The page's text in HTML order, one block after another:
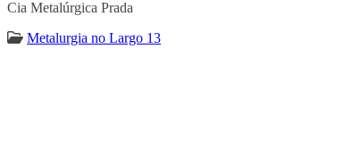
Cia Metalúrgica Prada
Metalurgia no Largo 13